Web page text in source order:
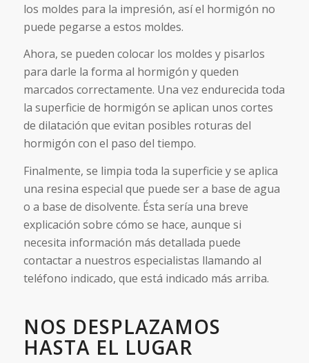
los moldes para la impresión, así el hormigón no
puede pegarse a estos moldes.
Ahora, se pueden colocar los moldes y pisarlos
para darle la forma al hormigón y queden
marcados correctamente. Una vez endurecida toda
la superficie de hormigón se aplican unos cortes
de dilatación que evitan posibles roturas del
hormigón con el paso del tiempo.
Finalmente, se limpia toda la superficie y se aplica
una resina especial que puede ser a base de agua
o a base de disolvente. Ésta sería una breve
explicación sobre cómo se hace, aunque si
necesita información más detallada puede
contactar a nuestros especialistas llamando al
teléfono indicado, que está indicado más arriba.
NOS DESPLAZAMOS
HASTA EL LUGAR